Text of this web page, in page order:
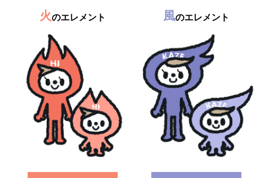
火のエレメント 風のエレメント